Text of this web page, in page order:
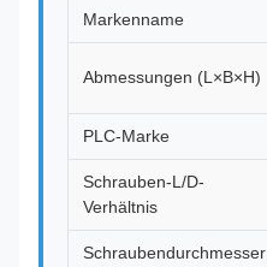
Markenname
Abmessungen (L×B×H)
PLC-Marke
Schrauben-L/D-
Verhältnis
Schraubendurchmesser